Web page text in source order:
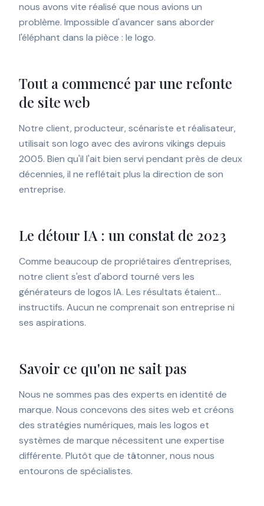
nous avons vite réalisé que nous avions un
problème. Impossible d'avancer sans aborder
l'éléphant dans la pièce : le logo.
Tout a commencé par une refonte
de site web
Notre client, producteur, scénariste et réalisateur,
utilisait son logo avec des avirons vikings depuis
2005. Bien qu'il l'ait bien servi pendant près de deux
décennies, il ne reflétait plus la direction de son
entreprise.
Le détour IA : un constat de 2023
Comme beaucoup de propriétaires d'entreprises,
notre client s'est d'abord tourné vers les
générateurs de logos IA. Les résultats étaient…
instructifs. Aucun ne comprenait son entreprise ni
ses aspirations.
Savoir ce qu'on ne sait pas
Nous ne sommes pas des experts en identité de
marque. Nous concevons des sites web et créons
des stratégies numériques, mais les logos et
systèmes de marque nécessitent une expertise
différente. Plutôt que de tâtonner, nous nous
entourons de spécialistes.